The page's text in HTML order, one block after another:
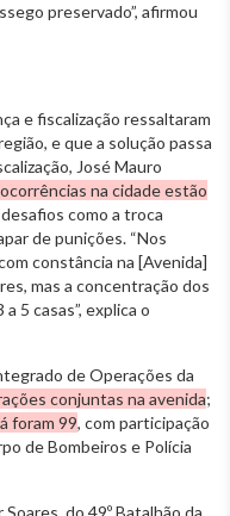
preservado”, afirmou
e fiscalização ressaltaram
e que a solução passa
José Mauro
na cidade estão
como a troca
de punições. “Nos
constância na [Avenida]
mas a concentração dos
5 casas”, explica o
de Operações da
conjuntas na avenida;
foram 99, com participação
de Bombeiros e Polícia
do 49º Batalhão da